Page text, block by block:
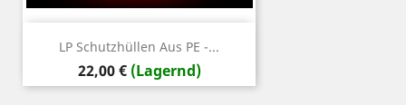
LP Schutzhüllen Aus PE -...
Preis
22,00 € (Lagernd)